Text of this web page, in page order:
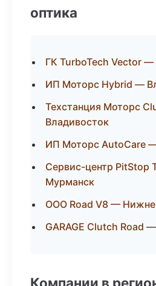
оптика
ГК TurboTech Vector —
ИП Моторс Hybrid —
Техстанция Моторс
Владивосток
ИП Моторс AutoCare
Сервис-центр PitStop
Мурманск
ООО Road V8 —
GARAGE Clutch Road
Компании в